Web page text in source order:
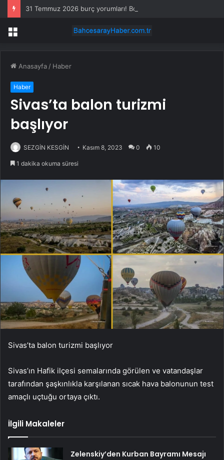
Menü
Anasayfa / Haber
Haber
Sivas’ta balon turizmi
başlıyor
SEZGİN KESGİN Kasım 8, 2023 0 10
1 dakika okuma süresi
Sivas’ta balon turizmi başlıyor
Sivas’ın Hafik ilçesi semalarında görülen ve vatandaşlar
tarafından şaşkınlıkla karşılanan sıcak hava balonunun test
amaçlı uçtuğu ortaya çıktı.
İlgili Makaleler
Zelenskiy’den Kurban Bayramı Mesajı